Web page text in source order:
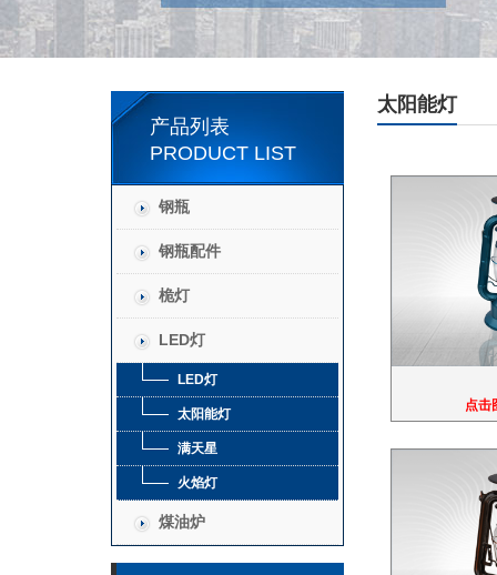
产品列表
PRODUCT LIST
钢瓶
钢瓶配件
桅灯
LED灯
LED灯
太阳能灯
满天星
火焰灯
煤油炉
太阳能灯
点击